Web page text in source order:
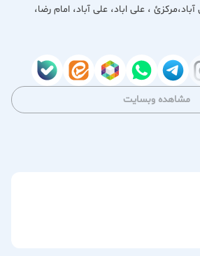
، علی اباد، علی آباد، امام رضا،
مشاهده وبسایت